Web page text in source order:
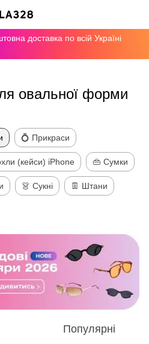
доставка по всій Україні
овальної форми
💍 Прикраси
(кейси) iPhone 👜 Сумки
👗 Сукні 👖 Штани
Популярні